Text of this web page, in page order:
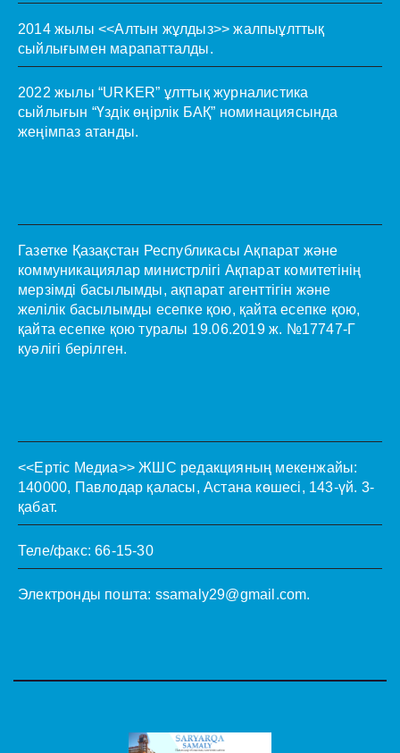
2014 жылы <<Алтын жұлдыз>> жалпыұлттық
сыйлығымен марапатталды.
2022 жылы “URKER” ұлттық журналистика
сыйлығын “Үздік өңірлік БАҚ” номинациясында
жеңімпаз атанды.
Газетке Қазақстан Республикасы Ақпарат және
коммуникациялар министрлігі Ақпарат комитетінің
мерзімді басылымды, ақпарат агенттігін және
желілік басылымды есепке қою, қайта есепке қою,
қайта есепке қою туралы 19.06.2019 ж. №17747-Г
куәлігі берілген.
<<Ертіс Медиа>> ЖШС редакцияның мекенжайы:
140000, Павлодар қаласы, Астана көшесі, 143-үй. 3-
қабат.
Теле/факс: 66-15-30
Электронды пошта: ssamaly29@gmail.com.